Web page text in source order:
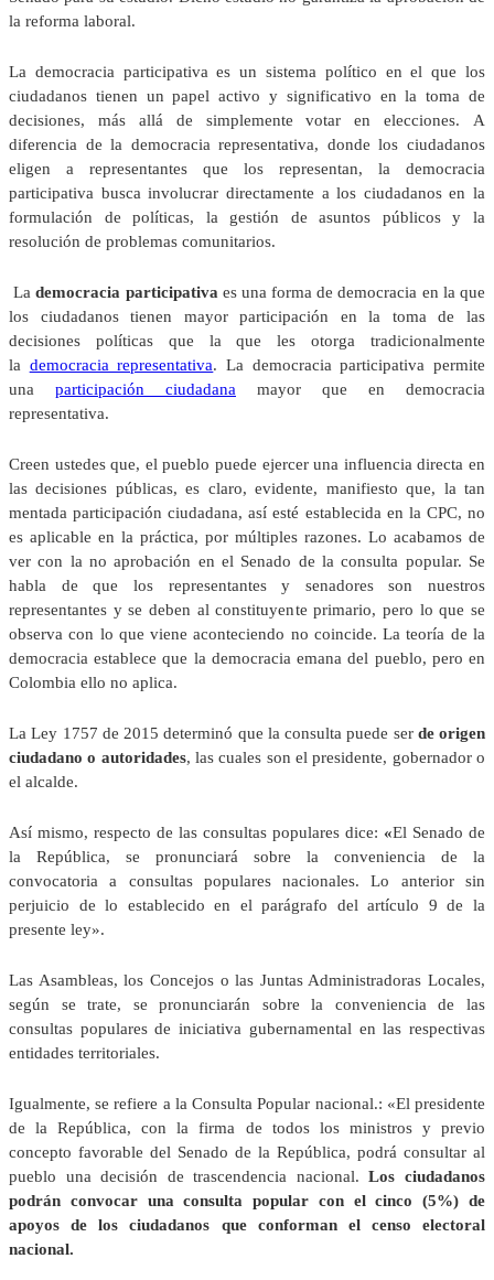
la reforma laboral.
La democracia participativa es un sistema político en el que los
ciudadanos tienen un papel activo y significativo en la toma de
decisiones, más allá de simplemente votar en elecciones. A
diferencia de la democracia representativa, donde los ciudadanos
eligen a representantes que los representan, la democracia
participativa busca involucrar directamente a los ciudadanos en la
formulación de políticas, la gestión de asuntos públicos y la
resolución de problemas comunitarios.
Lademocracia participativaes una forma de democracia en la que
los ciudadanos tienen mayor participación en la toma de las
decisiones políticas que la que les otorga tradicionalmente
la democracia representativa. La democracia participativa permite
una participación ciudadana mayor que en democracia
representativa.
Creen ustedes que, el pueblo puede ejercer una influencia directa en
las decisiones públicas, es claro, evidente, manifiesto que, la tan
mentada participación ciudadana, así esté establecida en la CPC, no
es aplicable en la práctica, por múltiples razones. Lo acabamos de
ver con la no aprobación en el Senado de la consulta popular. Se
habla de que los representantes y senadores son nuestros
representantes y se deben al constituyente primario, pero lo que se
observa con lo que viene aconteciendo no coincide. La teoría de la
democracia establece que la democracia emana del pueblo, pero en
Colombia ello no aplica.
La Ley 1757 de 2015 determinó que la consulta puede ser de origen
ciudadano o autoridades, las cuales son el presidente, gobernador o
el alcalde.
Así mismo, respecto de las consultas populares dice: «El Senado de
la República, se pronunciará sobre la conveniencia de la
convocatoria a consultas populares nacionales. Lo anterior sin
perjuicio de lo establecido en el parágrafo del artículo 9 de la
presente ley».
Las Asambleas, los Concejos o las Juntas Administradoras Locales,
según se trate, se pronunciarán sobre la conveniencia de las
consultas populares de iniciativa gubernamental en las respectivas
entidades territoriales.
Igualmente, se refiere a la Consulta Popular nacional.: «El presidente
de la República, con la firma de todos los ministros y previo
concepto favorable del Senado de la República, podrá consultar al
pueblo una decisión de trascendencia nacional.Los ciudadanos
podrán convocar una consulta popular con el cinco (5%) de
apoyos de los ciudadanos que conforman el censo electoral
nacional.